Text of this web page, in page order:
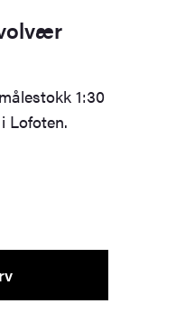
1:30
Lofoten.